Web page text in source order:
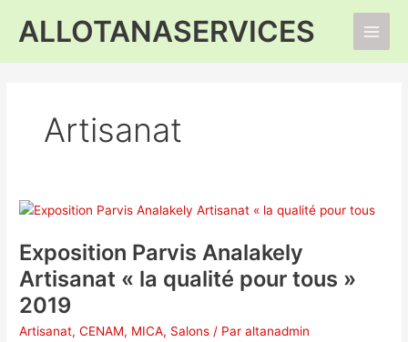
ALLOTANASERVICES
Main
Artisanat
Exposition Parvis Analakely
Artisanat « la qualité pour tous »
2019
Artisanat,CENAM, MICA, Salons / Paraltanadmin